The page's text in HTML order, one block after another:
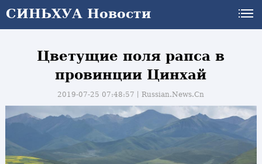
СИНЬХУА Новости
Цветущие поля рапса в
провинции Цинхай
2019-07-25 07:48:57丨Russian.News.Cn